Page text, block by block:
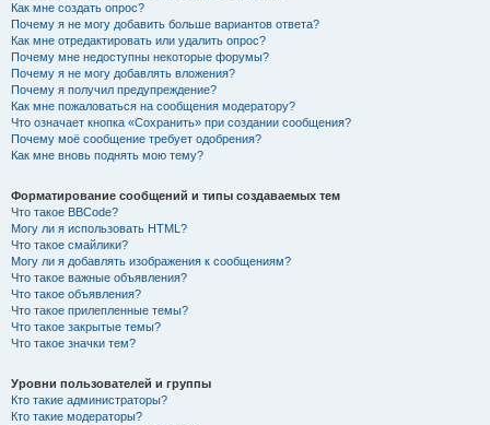
Как мне создать опрос?
Почему я не могу добавить больше вариантов ответа?
Как мне отредактировать или удалить опрос?
Почему мне недоступны некоторые форумы?
Почему я не могу добавлять вложения?
Почему я получил предупреждение?
Как мне пожаловаться на сообщения модератору?
Что означает кнопка «Сохранить» при создании сообщения?
Почему моё сообщение требует одобрения?
Как мне вновь поднять мою тему?
Форматирование сообщений и типы создаваемых тем
Что такое BBCode?
Могу ли я использовать HTML?
Что такое смайлики?
Могу ли я добавлять изображения к сообщениям?
Что такое важные объявления?
Что такое объявления?
Что такое прилепленные темы?
Что такое закрытые темы?
Что такое значки тем?
Уровни пользователей и группы
Кто такие администраторы?
Кто такие модераторы?